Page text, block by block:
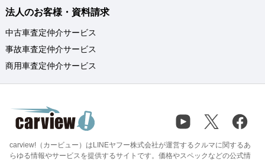
法人のお客様・資料請求
中古車査定仲介サービス
事故車査定仲介サービス
商用車査定仲介サービス
carview!（カービュー）はLINEヤフー株式会社が運営するクルマに関するあ
らゆる情報やサービスを提供するサイトです。価格やスペックなどの公式情